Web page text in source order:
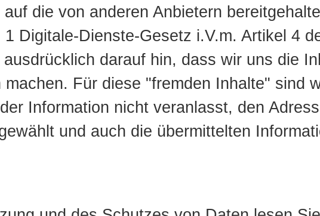
die von anderen Anbietern
Digitale-Dienste-Gesetz i.V.m. Artikel 4
darauf hin, dass wir uns die
Für diese "fremden Inhalte" sind
Information nicht veranlasst, den
und auch die übermittelten